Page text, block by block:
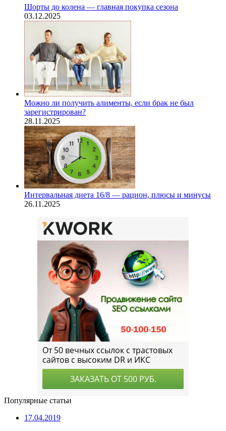
Шорты до колена — главная покупка сезона
03.12.2025
Можно ли получить алименты, если брак не был
зарегистрирован?
28.11.2025
Интервальная диета 16/8 — рацион, плюсы и минусы
26.11.2025
Популярные статьи
17.04.2019